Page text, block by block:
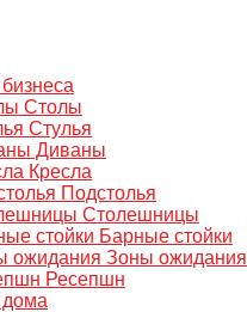
Столы
Стулья
Диваны
Кресла
Подстолья
Столешницы
Барные стойки
Зоны ожидания
Ресепшн